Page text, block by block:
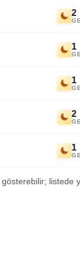
2
1
1
2
1
listede